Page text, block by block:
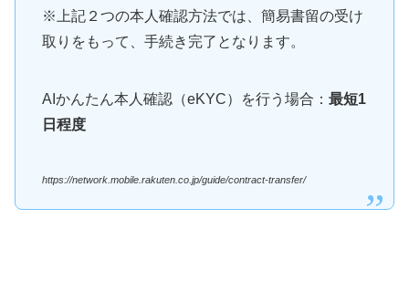
※上記２つの本人確認方法では、簡易書留の受け
取りをもって、手続き完了となります。
AIかんたん本人確認（eKYC）を行う場合： 最短1
日程度
https://network.mobile.rakuten.co.jp/guide/contract-transfer/